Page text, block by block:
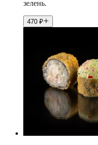
зелень.
470 ₽